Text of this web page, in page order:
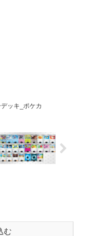
ッキ_ポケカ
む